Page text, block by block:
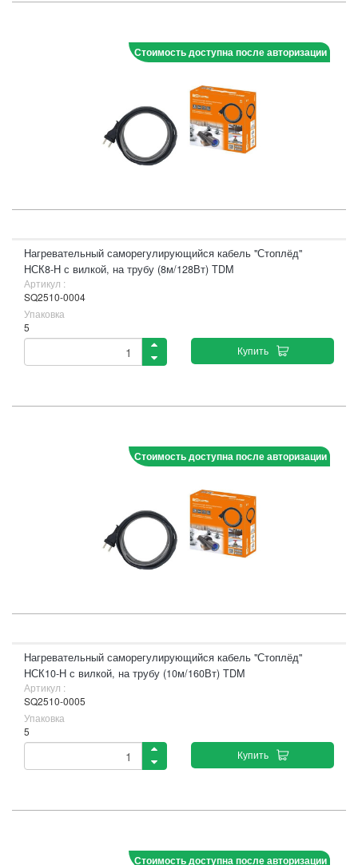
Стоимость доступна после авторизации
Нагревательный саморегулирующийся кабель "Стоплёд"
НСК8-Н с вилкой, на трубу (8м/128Вт) TDM
Артикул :
SQ2510-0004
Упаковка
5
Купить
Стоимость доступна после авторизации
Нагревательный саморегулирующийся кабель "Стоплёд"
НСК10-Н с вилкой, на трубу (10м/160Вт) TDM
Артикул :
SQ2510-0005
Упаковка
5
Купить
Стоимость доступна после авторизации